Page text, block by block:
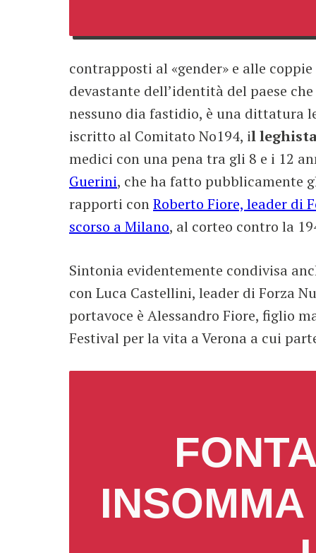
contrapposti al «gender» e alle
devastante dell’identità del paese
nessuno dia fastidio, è una dittatura
iscritto al Comitato No194, il
medici con una pena tra gli 8 e i 12
Guerini, che ha fatto pubblicamente
rapporti conRoberto Fiore, leader di
scorso a Milano, al corteo contro la
Sintonia evidentemente condivisa
con Luca Castellini, leader di Forza
portavoce è Alessandro Fiore, figlio
Festival per la vita a Verona a cui